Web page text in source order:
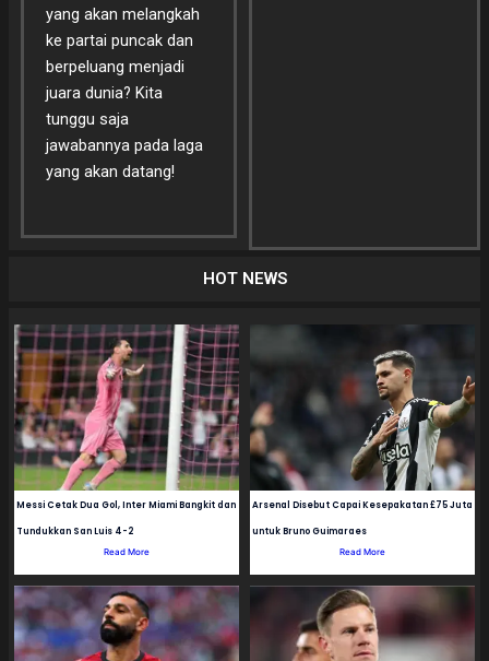
yang akan melangkah
ke partai puncak dan
berpeluang menjadi
juara dunia? Kita
tunggu saja
jawabannya pada laga
yang akan datang!
HOT NEWS
Messi Cetak Dua Gol, Inter Miami Bangkit dan
Tundukkan San Luis 4-2
Read More
Arsenal Disebut Capai Kesepakatan £75 Juta
untuk Bruno Guimaraes
Read More